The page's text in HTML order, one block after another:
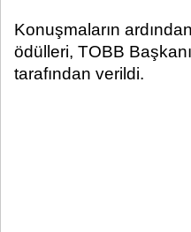
Konuşmaların
ödülleri, TOBB
tarafından verildi.